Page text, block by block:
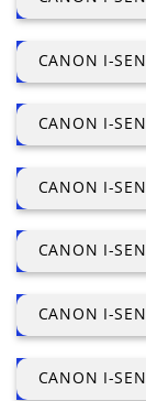
CANON I-
CANON I-
CANON I-
CANON I-
CANON I-
CANON I-